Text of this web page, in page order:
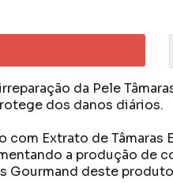
da Pele
dos danos diários.
Extrato de
a produção de
Gourmand deste